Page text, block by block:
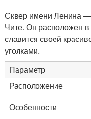
Сквер имени Ленина
Чите. Он расположен в
славится своей
уголками.
Параметр
Расположение
Особенности